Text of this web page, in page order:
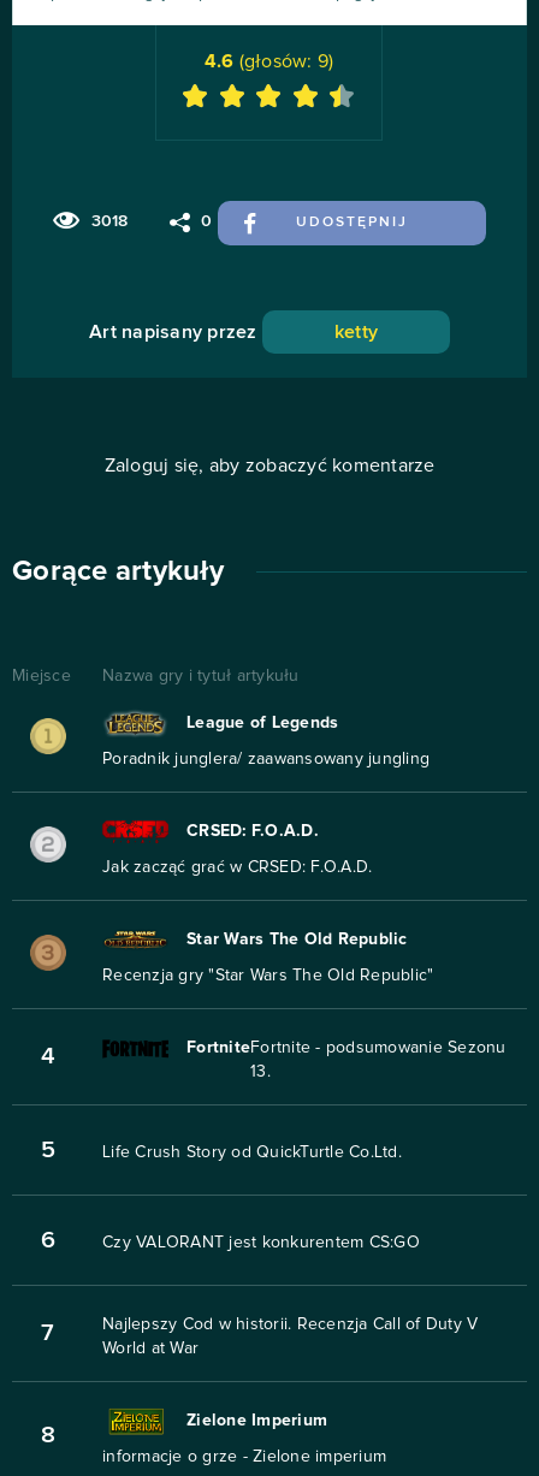
3018 0 UDOSTĘPNIJ
4.6 (głosów: 9)
Art napisany przez ketty
Zaloguj się, aby zobaczyć komentarze
Gorące artykuły
Miejsce Nazwa gry i tytuł artykułu
League of Legends
Poradnik junglera/ zaawansowany jungling
CRSED: F.O.A.D.
Jak zacząć grać w CRSED: F.O.A.D.
Star Wars The Old Republic
Recenzja gry "Star Wars The Old Republic"
4 FortniteFortnite - podsumowanie Sezonu
13.
5 Life Crush Story od QuickTurtle Co.Ltd.
6 Czy VALORANT jest konkurentem CS:GO
7
Najlepszy Cod w historii. Recenzja Call of Duty V
World at War
8
Zielone Imperium
informacje o grze - Zielone imperium